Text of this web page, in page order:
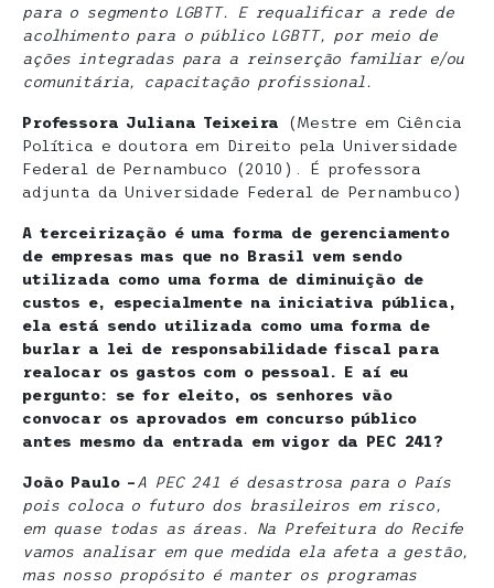
para o segmento LGBTT. E requalificar a rede de
acolhimento para o público LGBTT, por meio de
ações integradas para a reinserção familiar e/ou
comunitária, capacitação profissional.
Professora Juliana Teixeira (Mestre em Ciência
Política e doutora em Direito pela Universidade
Federal de Pernambuco (2010). É professora
adjunta da Universidade Federal de Pernambuco)
A terceirização é uma forma de gerenciamento
de empresas mas que no Brasil vem sendo
utilizada como uma forma de diminuição de
custos e, especialmente na iniciativa pública,
ela está sendo utilizada como uma forma de
burlar a lei de responsabilidade fiscal para
realocar os gastos com o pessoal. E aí eu
pergunto: se for eleito, os senhores vão
convocar os aprovados em concurso público
antes mesmo da entrada em vigor da PEC 241?
João Paulo –A PEC 241 é desastrosa para o País
pois coloca o futuro dos brasileiros em risco,
em quase todas as áreas. Na Prefeitura do Recife
vamos analisar em que medida ela afeta a gestão,
mas nosso propósito é manter os programas